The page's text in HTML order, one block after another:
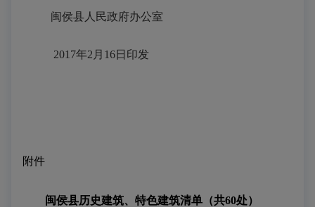
闽侯县人民政府办公室
2017年2月16日印发
附件
闽侯县历史建筑、特色建筑清单（共60处）